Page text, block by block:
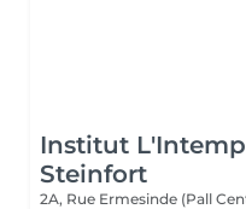
Institut
Steinfort
2A, Rue Ermesinde (Pall